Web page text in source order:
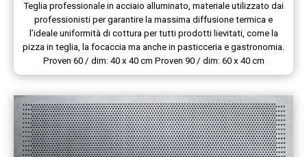
Teglia professionale in acciaio alluminato, materiale utilizzato dai
professionisti per garantire la massima diffusione termica e
l’ideale uniformità di cottura per tutti prodotti lievitati, come la
pizza in teglia, la focaccia ma anche in pasticceria e gastronomia.
Proven 60 / dim: 40 x 40 cm Proven 90 / dim: 60 x 40 cm